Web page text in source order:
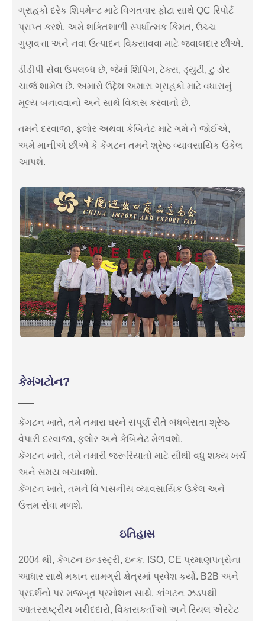
ગ્રાહકો દરેક શિપમેન્ટ માટે વિગતવાર ફોટા સાથે QC રિપોર્ટ
પ્રાપ્ત કરશે. અમે શક્તિશાળી સ્પર્ધાત્મક કિંમત, ઉચ્ચ
ગુણવત્તા અને નવા ઉત્પાદન વિકસાવવા માટે જવાબદાર છીએ.
ડીડીપી સેવા ઉપલબ્ધ છે, જેમાં શિપિંગ, ટેક્સ, ડ્યુટી, ટુ ડોર
ચાર્જ શામેલ છે. અમારો ઉદ્દેશ અમારા ગ્રાહકો માટે વધારાનું
મૂલ્ય બનાવવાનો અને સાથે વિકાસ કરવાનો છે.
તમને દરવાજા, ફ્લોર અથવા કેબિનેટ માટે ગમે તે જોઈએ,
અમે માનીએ છીએ કે કેંગટન તમને શ્રેષ્ઠ વ્યાવસાયિક ઉકેલ
આપશે.
કેમંગટોન?
કેંગટન ખાતે, તમે તમારા ઘરને સંપૂર્ણ રીતે બંધબેસતા શ્રેષ્ઠ
વેપારી દરવાજા, ફ્લોર અને કેબિનેટ મેળવશો.
કેંગટન ખાતે, તમે તમારી જરૂરિયાતો માટે સૌથી વધુ શક્ય ખર્ચ
અને સમય બચાવશો.
કેંગટન ખાતે, તમને વિશ્વસનીય વ્યાવસાયિક ઉકેલ અને
ઉત્તમ સેવા મળશે.
ઇતિહાસ
2004 થી, કેંગટન ઇન્ડસ્ટ્રી, ઇન્ક. ISO, CE પ્રમાણપત્રોના
આધાર સાથે મકાન સામગ્રી ક્ષેત્રમાં પ્રવેશ કર્યો. B2B અને
પ્રદર્શનો પર મજબૂત પ્રમોશન સાથે, કાંગટન ઝડપથી
આંતરરાષ્ટ્રીય ખરીદદારો, વિકાસકર્તાઓ અને રિયલ એસ્ટેટ